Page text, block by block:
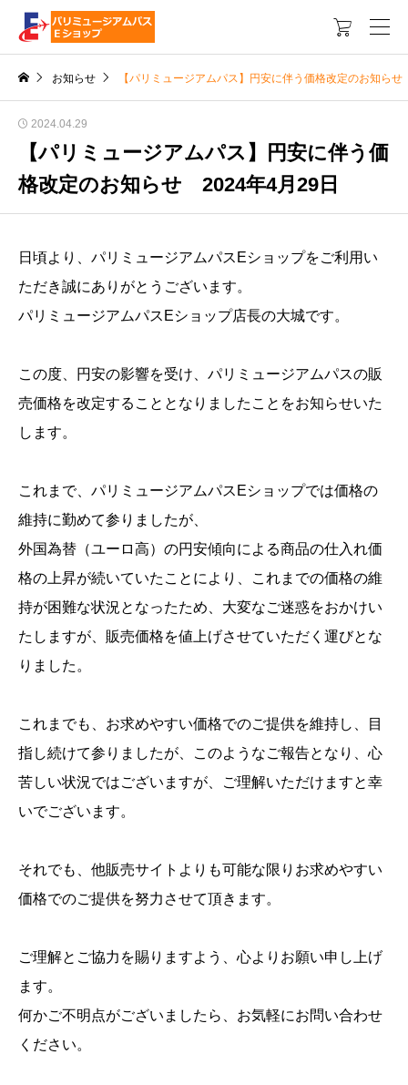

お知らせ 【パリミュージアムパス】円安に伴う価格改定のお知ら
2024.04.29
【パリミュージアムパス】円安に伴う価
格改定のお知らせ 2024年4月29日
日頃より、パリミュージアムパスEショップをご利用い
ただき誠にありがとうございます。
パリミュージアムパスEショップ店長の大城です。
この度、円安の影響を受け、パリミュージアムパスの販
売価格を改定することとなりましたことをお知らせいた
します。
これまで、パリミュージアムパスEショップでは価格の
維持に勤めて参りましたが、
外国為替（ユーロ高）の円安傾向による商品の仕入れ価
格の上昇が続いていたことにより、これまでの価格の維
持が困難な状況となったため、大変なご迷惑をおかけい
たしますが、販売価格を値上げさせていただく運びとな
りました。
これまでも、お求めやすい価格でのご提供を維持し、目
指し続けて参りましたが、このようなご報告となり、心
苦しい状況ではございますが、ご理解いただけますと幸
いでございます。
それでも、他販売サイトよりも可能な限りお求めやすい
価格でのご提供を努力させて頂きます。
ご理解とご協力を賜りますよう、心よりお願い申し上げ
ます。
何かご不明点がございましたら、お気軽にお問い合わせ
ください。